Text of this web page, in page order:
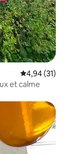
Évaluation
4,94 (31)
et calme